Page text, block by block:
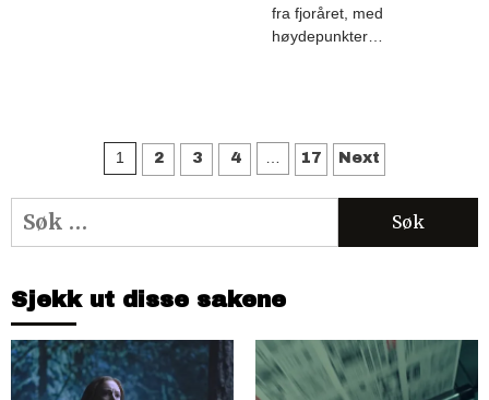
fra fjoråret, med
høydepunkter…
Sidepaginering
1 2 3 4 17 Next
Søk
etter:
Sjekk ut disse sakene